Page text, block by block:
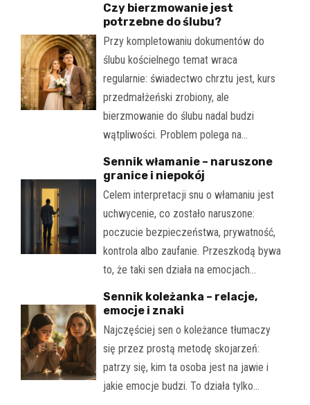
Czy bierzmowanie jest
potrzebne do ślubu?
Przy kompletowaniu dokumentów do
ślubu kościelnego temat wraca
regularnie: świadectwo chrztu jest, kurs
przedmałżeński zrobiony, ale
bierzmowanie do ślubu nadal budzi
wątpliwości. Problem polega na…
Sennik włamanie – naruszone
granice i niepokój
Celem interpretacji snu o włamaniu jest
uchwycenie, co zostało naruszone:
poczucie bezpieczeństwa, prywatność,
kontrola albo zaufanie. Przeszkodą bywa
to, że taki sen działa na emocjach…
Sennik koleżanka – relacje,
emocje i znaki
Najczęściej sen o koleżance tłumaczy
się przez prostą metodę skojarzeń:
patrzy się, kim ta osoba jest na jawie i
jakie emocje budzi. To działa tylko…